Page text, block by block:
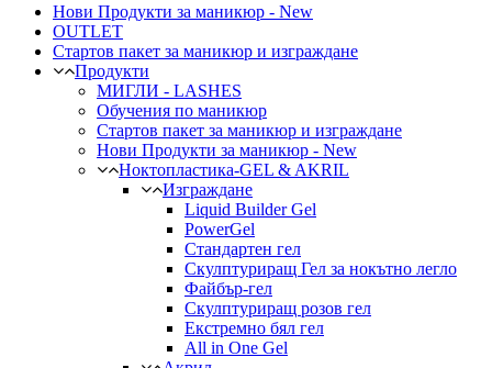
Нови Продукти за маникюр - New
OUTLET
Стартов пакет за маникюр и изграждане
Продукти
МИГЛИ - LASHES
Обучения по маникюр
Стартов пакет за маникюр и изграждане
Нови Продукти за маникюр - New
Ноктопластика-GEL & AKRIL
Изграждане
Liquid Builder Gel
PowerGel
Стандартен гел
Скулптуриращ Гел за нокътно легло
Файбър-гел
Скулптуриращ розов гел
Екстремно бял гел
All in One Gel